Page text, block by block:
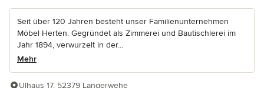
Seit über 120 Jahren besteht unser Familienunternehmen
Möbel Herten. Gegründet als Zimmerei und Bautischlerei im
Jahr 1894, verwurzelt in der...
Mehr
Ulhaus 17, 52379 Langerwehe